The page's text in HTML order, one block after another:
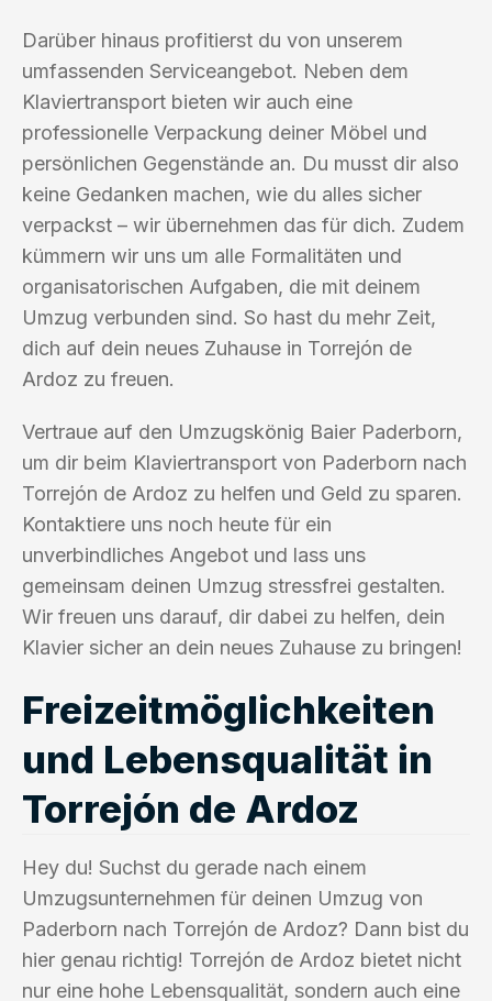
Darüber hinaus profitierst du von unserem
umfassenden Serviceangebot. Neben dem
Klaviertransport bieten wir auch eine
professionelle Verpackung deiner Möbel und
persönlichen Gegenstände an. Du musst dir also
keine Gedanken machen, wie du alles sicher
verpackst – wir übernehmen das für dich. Zudem
kümmern wir uns um alle Formalitäten und
organisatorischen Aufgaben, die mit deinem
Umzug verbunden sind. So hast du mehr Zeit,
dich auf dein neues Zuhause in Torrejón de
Ardoz zu freuen.
Vertraue auf den Umzugskönig Baier Paderborn,
um dir beim Klaviertransport von Paderborn nach
Torrejón de Ardoz zu helfen und Geld zu sparen.
Kontaktiere uns noch heute für ein
unverbindliches Angebot und lass uns
gemeinsam deinen Umzug stressfrei gestalten.
Wir freuen uns darauf, dir dabei zu helfen, dein
Klavier sicher an dein neues Zuhause zu bringen!
Freizeitmöglichkeiten
und Lebensqualität in
Torrejón de Ardoz
Hey du! Suchst du gerade nach einem
Umzugsunternehmen für deinen Umzug von
Paderborn nach Torrejón de Ardoz? Dann bist du
hier genau richtig! Torrejón de Ardoz bietet nicht
nur eine hohe Lebensqualität, sondern auch eine